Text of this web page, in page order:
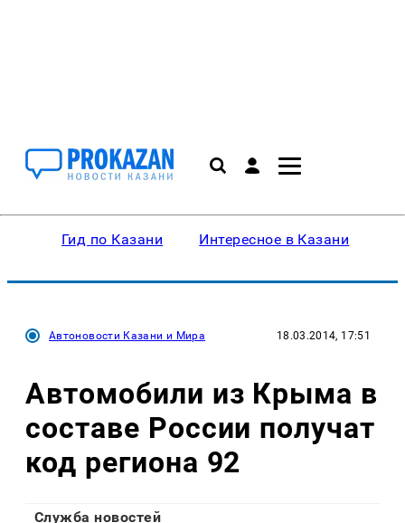
Гид по Казани Интересное в Казани
Автоновости Казани и Мира 18.03.2014, 17:51
Автомобили из Крыма в
составе России получат
код региона 92
Служба новостей